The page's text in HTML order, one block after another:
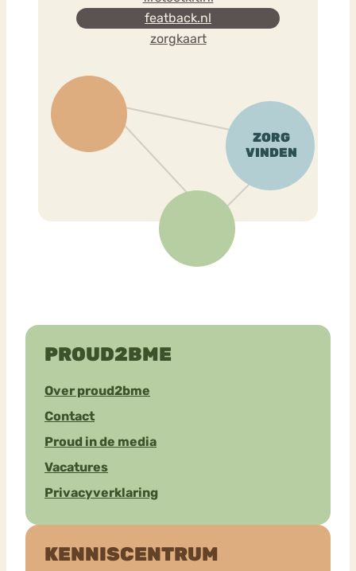
featback.nl
zorgkaart
PROUD2BME
Over proud2bme
Contact
Proud in de media
Vacatures
Privacyverklaring
KENNISCENTRUM